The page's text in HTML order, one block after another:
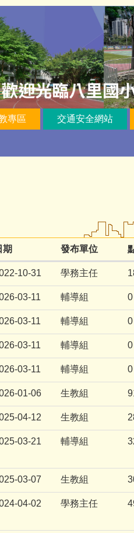
專區 交通安全網站
期 發布單位
10-31 學務主任
03-11 輔導組 0
03-11 輔導組 0
03-11 輔導組 0
03-11 輔導組 0
01-06 生教組
04-12 生教組
03-21 輔導組
03-07 生教組
04-02 學務主任